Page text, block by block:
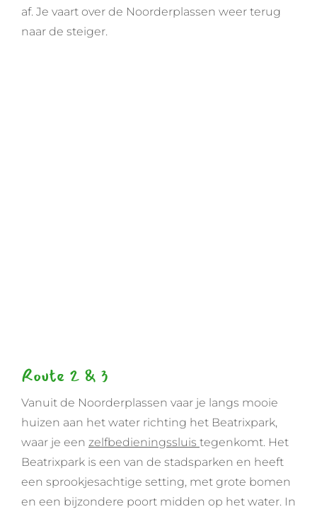
af. Je vaart over de Noorderplassen weer terug
naar de steiger.
Route 2 & 3
Vanuit de Noorderplassen vaar je langs mooie
huizen aan het water richting het Beatrixpark,
waar je een zelfbedieningssluis tegenkomt. Het
Beatrixpark is een van de stadsparken en heeft
een sprookjesachtige setting, met grote bomen
en een bijzondere poort midden op het water. In